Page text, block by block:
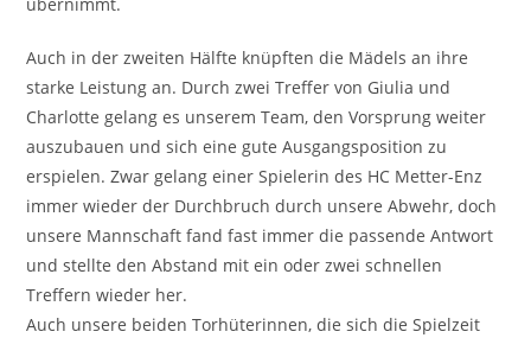
übernimmt.
Auch in der zweiten Hälfte knüpften die Mädels an ihre
starke Leistung an. Durch zwei Treffer von Giulia und
Charlotte gelang es unserem Team, den Vorsprung weiter
auszubauen und sich eine gute Ausgangsposition zu
erspielen. Zwar gelang einer Spielerin des HC Metter-Enz
immer wieder der Durchbruch durch unsere Abwehr, doch
unsere Mannschaft fand fast immer die passende Antwort
und stellte den Abstand mit ein oder zwei schnellen
Treffern wieder her.
Auch unsere beiden Torhüterinnen, die sich die Spielzeit